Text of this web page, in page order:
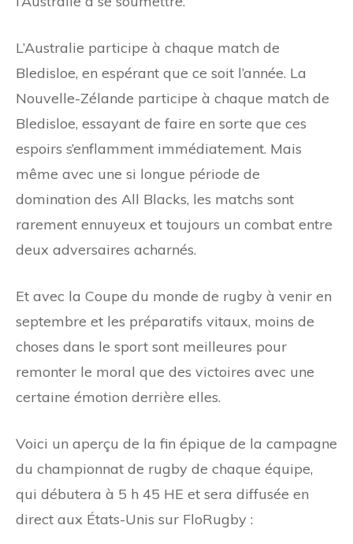
L’Australie participe à chaque match de
Bledisloe, en espérant que ce soit l’année. La
Nouvelle-Zélande participe à chaque match de
Bledisloe, essayant de faire en sorte que ces
espoirs s’enflamment immédiatement. Mais
même avec une si longue période de
domination des All Blacks, les matchs sont
rarement ennuyeux et toujours un combat entre
deux adversaires acharnés.
Et avec la Coupe du monde de rugby à venir en
septembre et les préparatifs vitaux, moins de
choses dans le sport sont meilleures pour
remonter le moral que des victoires avec une
certaine émotion derrière elles.
Voici un aperçu de la fin épique de la campagne
du championnat de rugby de chaque équipe,
qui débutera à 5 h 45 HE et sera diffusée en
direct aux États-Unis sur FloRugby :